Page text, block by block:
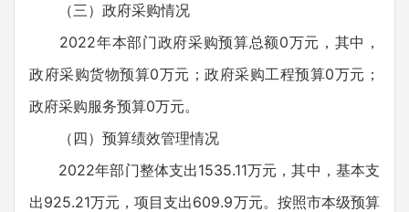
（三）政府采购情况
2022年本部门政府采购预算总额0万元，其中，
政府采购货物预算0万元；政府采购工程预算0万元；
政府采购服务预算0万元。
（四）预算绩效管理情况
2022年部门整体支出1535.11万元，其中，基本支
出925.21万元，项目支出609.9万元。按照市本级预算